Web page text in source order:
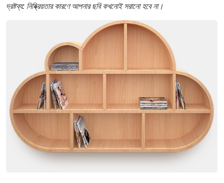
দ্রষ্টব্য: নিষ্ক্রিয়তার কারণে আপনার ছবি কখনোই সরানো হবে না।